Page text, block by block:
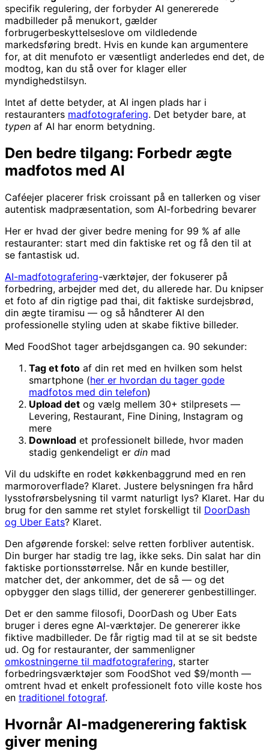
specifik regulering, der forbyder AI genererede
madbilleder på menukort, gælder
forbrugerbeskyttelseslove om vildledende
markedsføring bredt. Hvis en kunde kan argumentere
for, at dit menufoto er væsentligt anderledes end det, de
modtog, kan du stå over for klager eller
myndighedstilsyn.
Intet af dette betyder, at AI ingen plads har i
restauranters madfotografering. Det betyder bare, at
typen af AI har enorm betydning.
Den bedre tilgang: Forbedr ægte
madfotos med AI
Caféejer placerer frisk croissant på en tallerken og viser
autentisk madpræsentation, som AI-forbedring bevarer
Her er hvad der giver bedre mening for 99 % af alle
restauranter: start med din faktiske ret og få den til at
se fantastisk ud.
AI-madfotografering-værktøjer, der fokuserer på
forbedring, arbejder med det, du allerede har. Du knipser
et foto af din rigtige pad thai, dit faktiske surdejsbrød,
din ægte tiramisu — og så håndterer AI den
professionelle styling uden at skabe fiktive billeder.
Med FoodShot tager arbejdsgangen ca. 90 sekunder:
Tag et foto af din ret med en hvilken som helst
smartphone (her er hvordan du tager gode
madfotos med din telefon)
Upload det og vælg mellem 30+ stilpresets —
Levering, Restaurant, Fine Dining, Instagram og
mere
Download et professionelt billede, hvor maden
stadig genkendeligt er din mad
Vil du udskifte en rodet køkkenbaggrund med en ren
marmoroverflade? Klaret. Justere belysningen fra hård
lysstofrørsbelysning til varmt naturligt lys? Klaret. Har du
brug for den samme ret stylet forskelligt til DoorDash
og Uber Eats? Klaret.
Den afgørende forskel: selve retten forbliver autentisk.
Din burger har stadig tre lag, ikke seks. Din salat har din
faktiske portionsstørrelse. Når en kunde bestiller,
matcher det, der ankommer, det de så — og det
opbygger den slags tillid, der genererer genbestillinger.
Det er den samme filosofi, DoorDash og Uber Eats
bruger i deres egne AI-værktøjer. De genererer ikke
fiktive madbilleder. De får rigtig mad til at se sit bedste
ud. Og for restauranter, der sammenligner
omkostningerne til madfotografering, starter
forbedringsværktøjer som FoodShot ved $9/month —
omtrent hvad et enkelt professionelt foto ville koste hos
en traditionel fotograf.
Hvornår AI-madgenerering faktisk
giver mening